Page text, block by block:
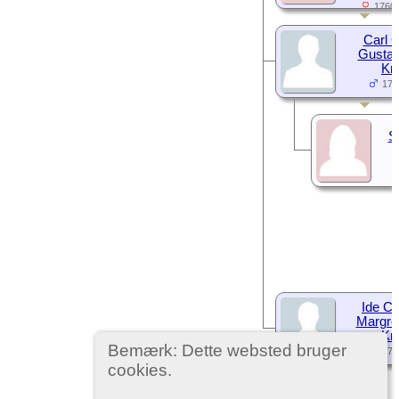
Bemærk: Dette websted bruger
cookies.
Carl
Ide